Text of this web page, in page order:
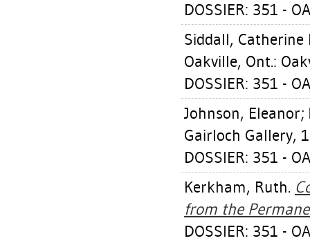
DOSSIER: 351 -
Siddall, Catherine
Oakville, Ont.:
DOSSIER: 351 -
Johnson, Eleanor;
Gairloch Gallery,
DOSSIER: 351 -
Kerkham, Ruth.
from the
DOSSIER: 351 -